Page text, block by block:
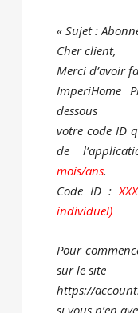
« Sujet :
Cher client,
Merci d’avoir
ImperiHome
dessous
votre code ID
de
mois/ans.
Code ID :
individuel)
Pour
sur le site
https://
si vous n’en